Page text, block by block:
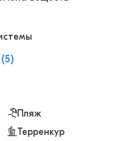
можно отдельно
разнообразно,
есть. И утро с
понравилось,
Пляж
Терренкур